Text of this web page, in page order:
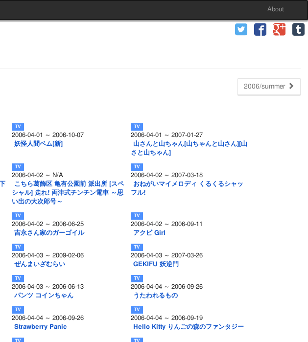
About
2006/summer
2006-04-01 ～ 2006-10-07
妖怪人間ベム[新]
2006-04-01 ～ 2007-01-27
山さんと山ちゃん[山ちゃんと山さん][山
さと山ちゃん]
2006-04-02 ～ N/A
こちら葛飾区 亀有公園前 派出所 [スペ
シャル] 走れ! 両津式チンチン電車 ～思
い出の大次郎号～
2006-04-02 ～ 2007-03-18
おねがいマイメロディ くるくるシャッ
フル!
2006-04-02 ～ 2006-06-25
吉永さん家のガーゴイル
2006-04-02 ～ 2006-09-11
アクビ Girl
2006-04-03 ～ 2009-02-06
ぜんまいざむらい
2006-04-03 ～ 2007-03-26
GEKIFU 妖逆門
2006-04-03 ～ 2006-06-13
パンツ コインちゃん
2006-04-04 ～ 2006-09-26
うたわれるもの
2006-04-04 ～ 2006-09-26
Strawberry Panic
2006-04-04 ～ 2006-09-19
Hello Kitty りんごの森のファンタジー